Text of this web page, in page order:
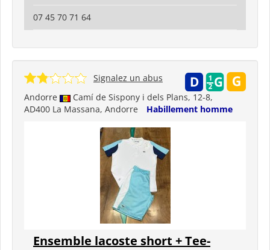
07 45 70 71 64
Andorre
Camí de Sispony i dels Plans, 12-8,
AD400 La Massana, Andorre
Habillement homme
Signalez un abus
Ensemble lacoste short + Tee-